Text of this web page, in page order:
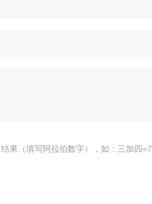
果（填写阿拉伯数字），如：三加四=7